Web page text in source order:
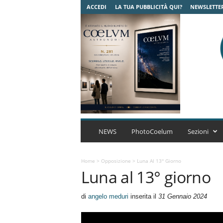
ACCEDI LA TUA PUBBLICITÀ QUI?
C
u
A
r
NEWS PhotoCoelum Sezioni
Home > Opposizione > Luna Al 13° Giorno
Luna al 13° giorno
di angelo meduri inserita il 31 Gennaio 2024